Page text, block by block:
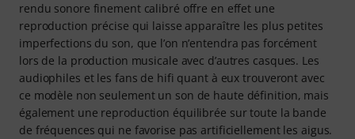
rendu sonore finement calibré offre en effet une
reproduction précise qui laisse apparaître les plus petites
imperfections du son, que l’on n’entendra pas forcément
lors de la production musicale avec d’autres casques. Les
audiophiles et les fans de hifi quant à eux trouveront avec
ce modèle non seulement un son de haute définition, mais
également une reproduction équilibrée sur toute la bande
de fréquences qui ne favorise pas artificiellement les aigus.